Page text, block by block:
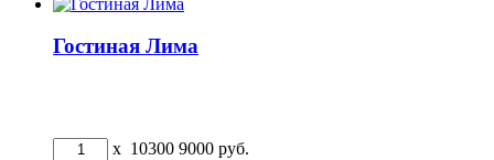
Гостиная Лима
x 10300 9000 руб.